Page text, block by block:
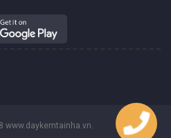
www.daykemtainha.vn.